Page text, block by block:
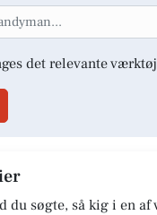
det relevante værktøj
du søgte, så kig i en